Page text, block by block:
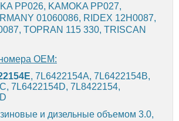
PP026, KAMOKA PP027,
01060086, RIDEX 12H0087,
TOPRAN 115 330, TRISCAN
OEM:
, 7L6422154A, 7L6422154B,
7L6422154D, 7L8422154,
и дизельные объемом 3.0,